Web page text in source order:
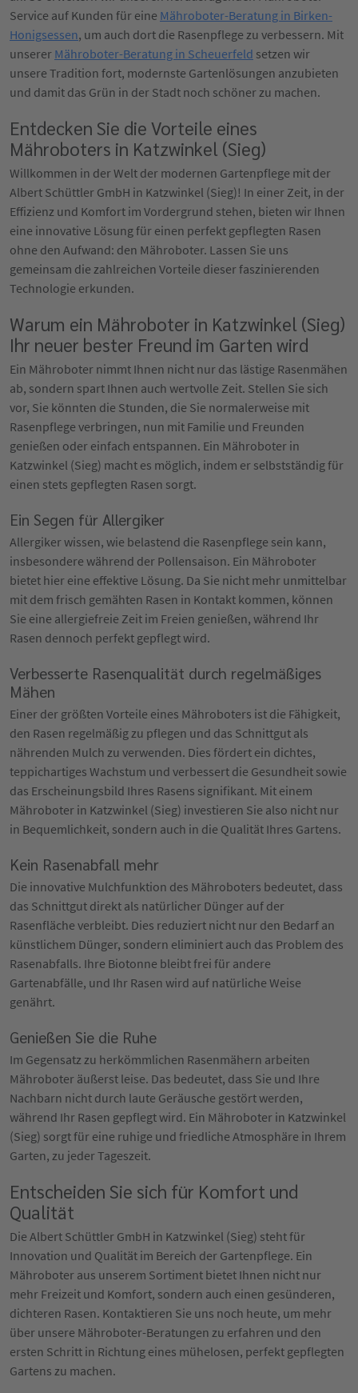
Service auf Kunden für eine Mähroboter-Beratung in Birken-
Honigsessen, um auch dort die Rasenpflege zu verbessern. Mit
unserer Mähroboter-Beratung in Scheuerfeld setzen wir
unsere Tradition fort, modernste Gartenlösungen anzubieten
und damit das Grün in der Stadt noch schöner zu machen.
Entdecken Sie die Vorteile eines
Mähroboters in Katzwinkel (Sieg)
Willkommen in der Welt der modernen Gartenpflege mit der
Albert Schüttler GmbH in Katzwinkel (Sieg)! In einer Zeit, in der
Effizienz und Komfort im Vordergrund stehen, bieten wir Ihnen
eine innovative Lösung für einen perfekt gepflegten Rasen
ohne den Aufwand: den Mähroboter. Lassen Sie uns
gemeinsam die zahlreichen Vorteile dieser faszinierenden
Technologie erkunden.
Warum ein Mähroboter in Katzwinkel (Sieg)
Ihr neuer bester Freund im Garten wird
Ein Mähroboter nimmt Ihnen nicht nur das lästige Rasenmähen
ab, sondern spart Ihnen auch wertvolle Zeit. Stellen Sie sich
vor, Sie könnten die Stunden, die Sie normalerweise mit
Rasenpflege verbringen, nun mit Familie und Freunden
genießen oder einfach entspannen. Ein Mähroboter in
Katzwinkel (Sieg) macht es möglich, indem er selbstständig für
einen stets gepflegten Rasen sorgt.
Ein Segen für Allergiker
Allergiker wissen, wie belastend die Rasenpflege sein kann,
insbesondere während der Pollensaison. Ein Mähroboter
bietet hier eine effektive Lösung. Da Sie nicht mehr unmittelbar
mit dem frisch gemähten Rasen in Kontakt kommen, können
Sie eine allergiefreie Zeit im Freien genießen, während Ihr
Rasen dennoch perfekt gepflegt wird.
Verbesserte Rasenqualität durch regelmäßiges
Mähen
Einer der größten Vorteile eines Mähroboters ist die Fähigkeit,
den Rasen regelmäßig zu pflegen und das Schnittgut als
nährenden Mulch zu verwenden. Dies fördert ein dichtes,
teppichartiges Wachstum und verbessert die Gesundheit sowie
das Erscheinungsbild Ihres Rasens signifikant. Mit einem
Mähroboter in Katzwinkel (Sieg) investieren Sie also nicht nur
in Bequemlichkeit, sondern auch in die Qualität Ihres Gartens.
Kein Rasenabfall mehr
Die innovative Mulchfunktion des Mähroboters bedeutet, dass
das Schnittgut direkt als natürlicher Dünger auf der
Rasenfläche verbleibt. Dies reduziert nicht nur den Bedarf an
künstlichem Dünger, sondern eliminiert auch das Problem des
Rasenabfalls. Ihre Biotonne bleibt frei für andere
Gartenabfälle, und Ihr Rasen wird auf natürliche Weise
genährt.
Genießen Sie die Ruhe
Im Gegensatz zu herkömmlichen Rasenmähern arbeiten
Mähroboter äußerst leise. Das bedeutet, dass Sie und Ihre
Nachbarn nicht durch laute Geräusche gestört werden,
während Ihr Rasen gepflegt wird. Ein Mähroboter in Katzwinkel
(Sieg) sorgt für eine ruhige und friedliche Atmosphäre in Ihrem
Garten, zu jeder Tageszeit.
Entscheiden Sie sich für Komfort und
Qualität
Die Albert Schüttler GmbH in Katzwinkel (Sieg) steht für
Innovation und Qualität im Bereich der Gartenpflege. Ein
Mähroboter aus unserem Sortiment bietet Ihnen nicht nur
mehr Freizeit und Komfort, sondern auch einen gesünderen,
dichteren Rasen. Kontaktieren Sie uns noch heute, um mehr
über unsere Mähroboter-Beratungen zu erfahren und den
ersten Schritt in Richtung eines mühelosen, perfekt gepflegten
Gartens zu machen.